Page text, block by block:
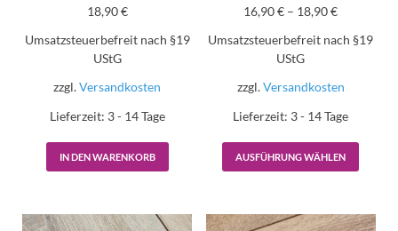
18,90€
Umsatzsteuerbefreit nach §19
UStG
zzgl.Versandkosten
Lieferzeit: 3 - 14 Tage
IN DEN WARENKORB
16,90€ – 18,90€
Umsatzsteuerbefreit nach §19
UStG
zzgl.Versandkosten
Lieferzeit: 3 - 14 Tage
AUSFÜHRUNG WÄHLEN